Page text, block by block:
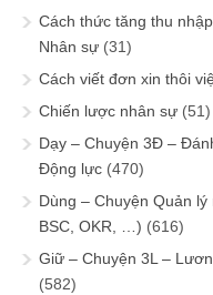
Cách thức tăng thu
Nhân sự (31)
Cách viết đơn xin thôi
Chiến lược nhân sự (51)
Dạy – Chuyện 3Đ –
Động lực (470)
Dùng – Chuyện Quản lý
BSC, OKR, …) (616)
Giữ – Chuyện 3L –
(582)